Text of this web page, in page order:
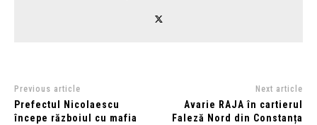
Previous article
Prefectul Nicolaescu
începe războiul cu mafia
Next article
Avarie RAJA în cartierul
Faleză Nord din Constanța